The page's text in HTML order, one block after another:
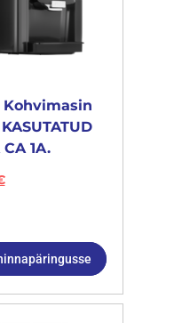
Kohvimasin
1A.